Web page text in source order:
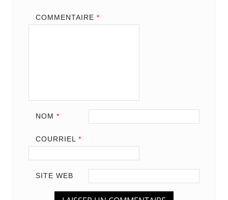
COMMENTAIRE *
NOM *
COURRIEL *
SITE WEB